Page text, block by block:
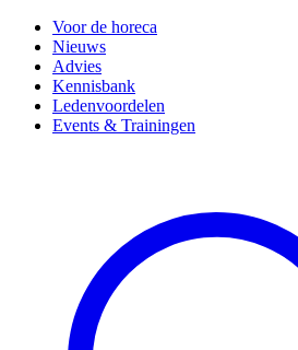
Voor de horeca
Nieuws
Advies
Kennisbank
Ledenvoordelen
Events & Trainingen